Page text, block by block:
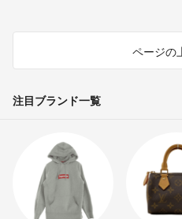
・コピー販売／模倣販売／盗作は
・類似品にご注意ください
お気軽にコメントください☺️
どうぞよろしくお願いいたします。
ページの
注目ブランド一覧